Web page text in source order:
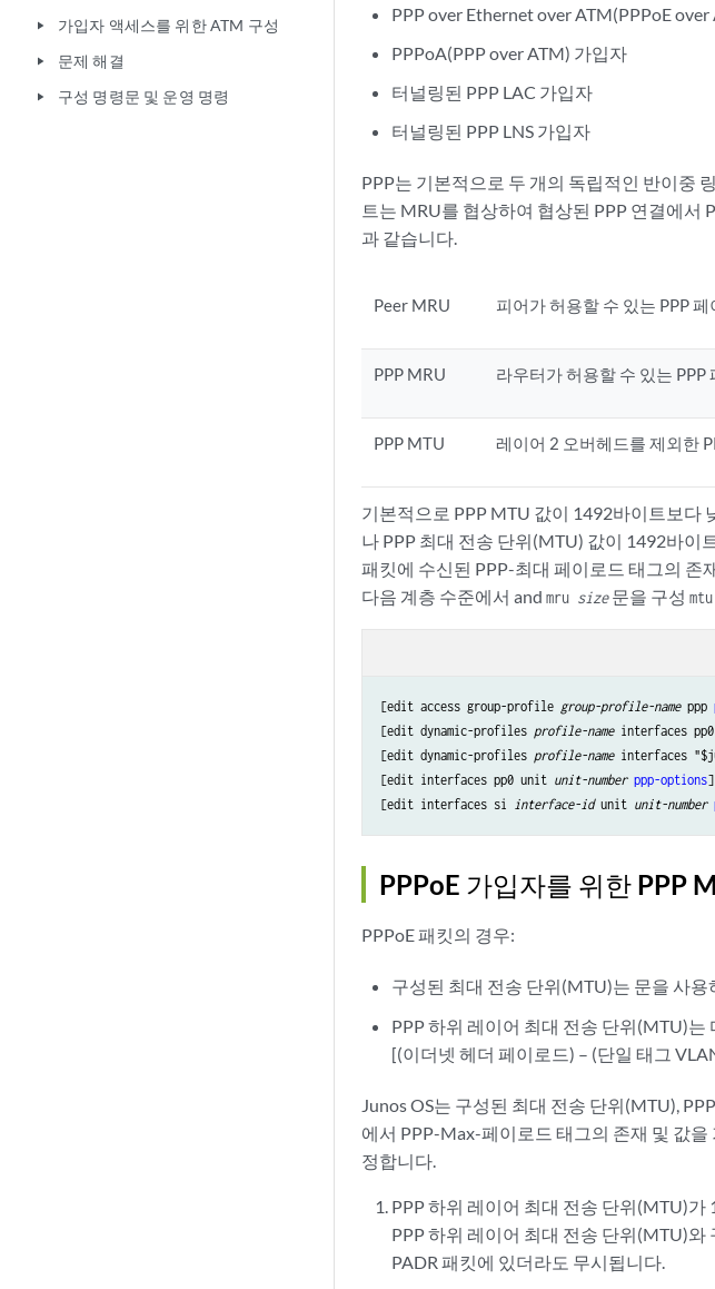
play_arrow 가입자 액세스를 위한 ATM 구성
play_arrow 문제 해결
play_arrow 구성 명령문 및 운영 명령
PPP over Ethernet over ATM(PPPoE
PPPoA(PPP over ATM) 가입자
터널링된 PPP LAC 가입자
터널링된 PPP LNS 가입자
PPP는 기본적으로 두 개의 독립적인 반이중
트는 MRU를 협상하여 협상된 PPP 연결에서
과 같습니다.
Peer MRU 피어가 허용할 수 있는 PPP
PPP MRU 라우터가 허용할 수 있는
PPP MTU 레이어 2 오버헤드를 제외한
기본적으로 PPP MTU 값이 1492바이트보다
나 PPP 최대 전송 단위(MTU) 값이 1492바이
패킷에 수신된 PPP-최대 페이로드 태그의 존
다음 계층 수준에서 and mru size문을 구성
[edit access group-profile group-profile-name ppp
[edit dynamic-profiles profile-name interfaces
[edit dynamic-profiles profile-name interfaces
[edit interfaces pp0 unit unit-number ppp-options]
[edit interfaces si interface-id unit unit-number
PPPoE 가입자를 위한 PPP
PPPoE 패킷의 경우:
구성된 최대 전송 단위(MTU)는 문을 사
PPP 하위 레이어 최대 전송 단위(MTU)
[(이더넷 헤더 페이로드) – (단일 태그
Junos OS는 구성된 최대 전송 단위(MTU),
에서 PPP-Max-페이로드 태그의 존재 및 값
정합니다.
PPP 하위 레이어 최대 전송 단위(MTU)
PPP 하위 레이어 최대 전송 단위(MTU)
PADR 패킷에 있더라도 무시됩니다.